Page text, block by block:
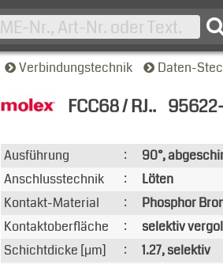
Verbindungstechnik Daten-
FCC68 / RJ..
Typen-Ansicht
Ausführung :
90°,
Anschlusstechnik
:
Löten
Kontakt-Material
:
Phosphor
Kontaktoberfläche
:
selektiv
Schichtdicke [μm]
:
1.27, selektiv